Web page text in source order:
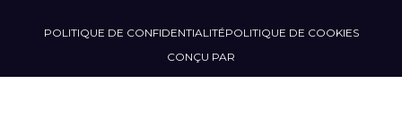
POLITIQUE DE CONFIDENTIALITÉPOLITIQUE DE COOKIES
CONÇU PAR